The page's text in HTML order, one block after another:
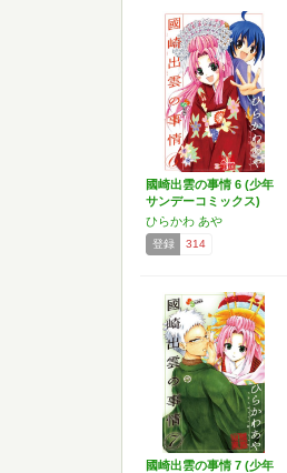
國崎出雲の事情 6 (少年
サンデーコミックス)
ひらかわ あや
登録 314
國崎出雲の事情 7 (少年